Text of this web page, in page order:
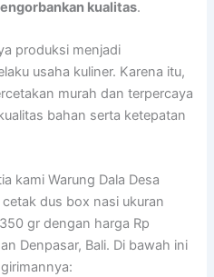
kualitas.
produksi menjadi
usaha kuliner. Karena itu,
murah dan terpercaya
bahan serta ketepatan
kami Warung Dala Desa
dus box nasi ukuran
gr dengan harga Rp
Denpasar, Bali. Di bawah ini